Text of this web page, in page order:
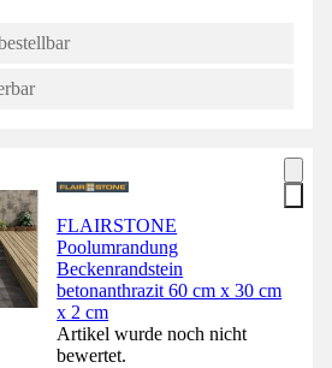
FLAIRSTONE
Poolumrandung
Beckenrandstein
betonanthrazit 60 cm x 30 cm
x 2 cm
Artikel wurde noch nicht
bewertet.